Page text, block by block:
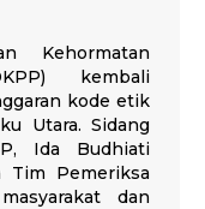
Kehormatan
kembali
kode etik
Utara. Sidang
Ida Budhiati
Tim Pemeriksa
dan